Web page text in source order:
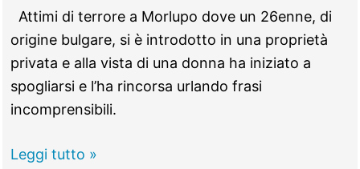
via
di
Morlupo
Attimi di terrore a Morlupo dove un 26enne, di
origine bulgare, si è introdotto in una proprietà
privata e alla vista di una donna ha iniziato a
spogliarsi e l’ha rincorsa urlando frasi
incomprensibili.
Uomo
Leggi tutto »